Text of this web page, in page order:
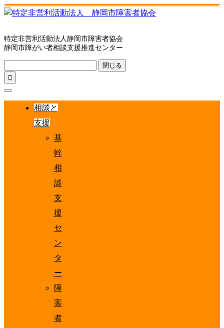
特定非営利活動法人静岡市障害者協会
静岡市障がい者相談支援推進センター
閉じる

相談と
支援
基
幹
相
談
支
援
セ
ン
タ
ー
障
害
者